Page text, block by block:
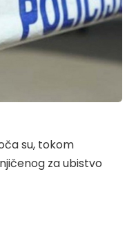
su, tokom
za ubistvo